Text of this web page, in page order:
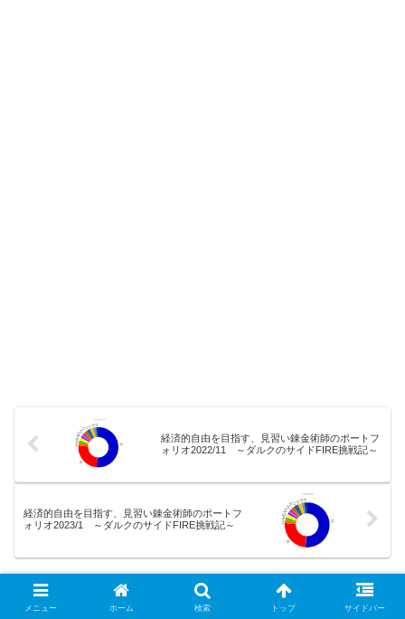
経済的自由を目指す、見習い錬金術師のポートフ
ォリオ2022/11 ～ダルクのサイドFIRE挑戦記～
経済的自由を目指す、見習い錬金術師のポートフ
ォリオ2023/1 ～ダルクのサイドFIRE挑戦記～
コメント
メニュー ホーム 検索 トップ サイドバー